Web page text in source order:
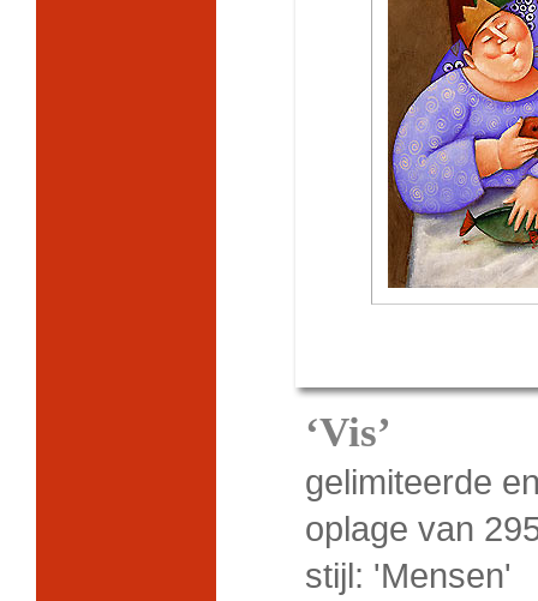
‘Vis’
gelimiteerde
oplage van
stijl: 'Mensen'